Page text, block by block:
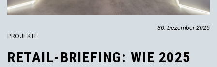
30. Dezember 2025
PROJEKTE
RETAIL-BRIEFING: WIE 2025